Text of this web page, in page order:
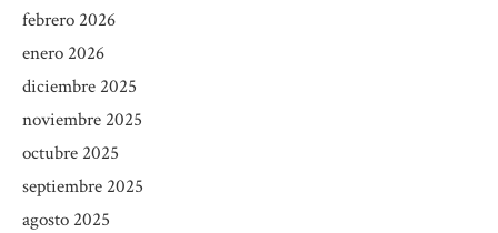
febrero 2026
enero 2026
diciembre 2025
noviembre 2025
octubre 2025
septiembre 2025
agosto 2025